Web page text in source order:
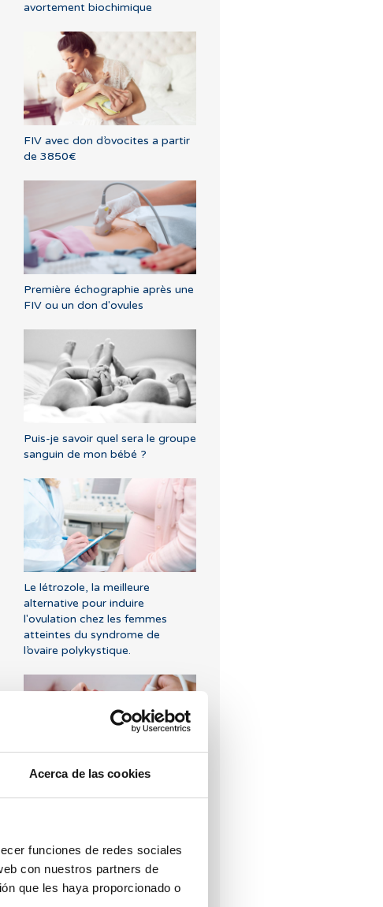
Acerca de las cookies
funciones de redes sociales
con nuestros partners de
que les haya proporcionado o
avortement biochimique
FIV avec don d’ovocites a partir
de 3850€
Première échographie après une
FIV ou un don d'ovules
Puis-je savoir quel sera le groupe
sanguin de mon bébé ?
Le létrozole, la meilleure
alternative pour induire
l'ovulation chez les femmes
atteintes du syndrome de
l’ovaire polykystique.
fertilité, comment affectent-ils